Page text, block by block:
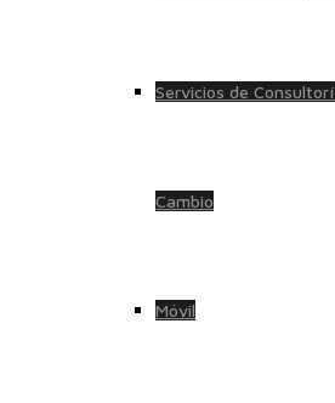
Servicios de
Cambio
Móvil